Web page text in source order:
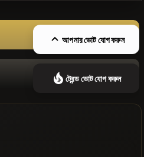
আপনার ভোট যোগ করুন
ট্রেন্ড ভোট যোগ করুন